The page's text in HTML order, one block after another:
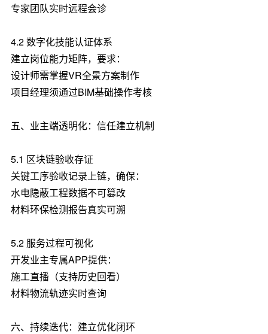
专家团队实时远程会诊
4.2 数字化技能认证体系
建立岗位能力矩阵，要求：
设计师需掌握VR全景方案制作
项目经理须通过BIM基础操作考核
五、业主端透明化：信任建立机制
5.1 区块链验收存证
关键工序验收记录上链，确保：
水电隐蔽工程数据不可篡改
材料环保检测报告真实可溯
5.2 服务过程可视化
开发业主专属APP提供：
施工直播（支持历史回看）
材料物流轨迹实时查询
六、持续迭代：建立优化闭环